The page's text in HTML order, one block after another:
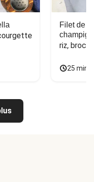
Filet de
riz,
25